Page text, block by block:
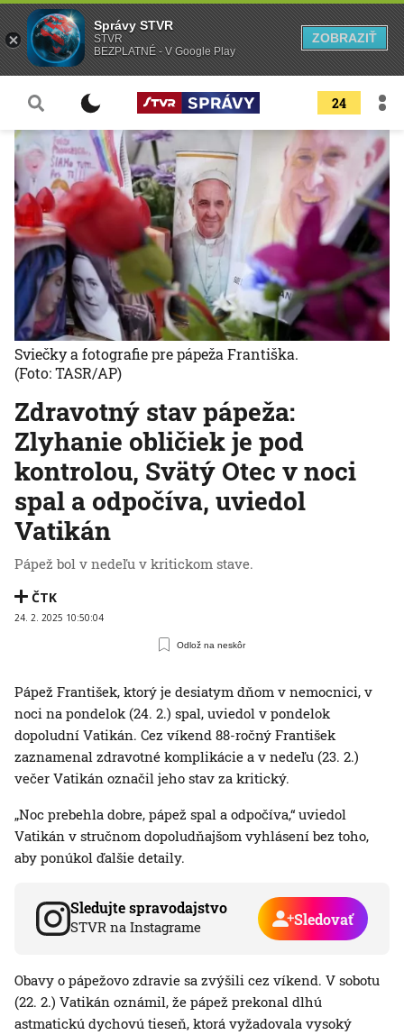
24
Zdravotný stav pápeža:
Zlyhanie obličiek je pod
kontrolou, Svätý Otec v noci
spal a odpočíva, uviedol
Vatikán
Pápež bol v nedeľu v kritickom stave.
ČTK
24. 2. 2025 10:50:04
Odlož na neskôr
Sviečky a fotografie pre pápeža Františka.
(Foto: TASR/AP)
Pápež František, ktorý je desiatym dňom v nemocnici, v
noci na pondelok (24. 2.) spal, uviedol v pondelok
dopoludní Vatikán. Cez víkend 88-ročný František
zaznamenal zdravotné komplikácie a v nedeľu (23. 2.)
večer Vatikán označil jeho stav za kritický.
„Noc prebehla dobre, pápež spal a odpočíva,“ uviedol
Vatikán v stručnom dopoludňajšom vyhlásení bez toho,
aby ponúkol ďalšie detaily.
Sledujte spravodajstvo
STVR na Instagrame Sledovať
Obavy o pápežovo zdravie sa zvýšili cez víkend. V sobotu
(22. 2.) Vatikán oznámil, že pápež prekonal dlhú
astmatickú dychovú tieseň, ktorá vyžadovala vysoký
Správy STVR
STVR
BEZPLATNÉ - V Google Play
ZOBRAZIŤ